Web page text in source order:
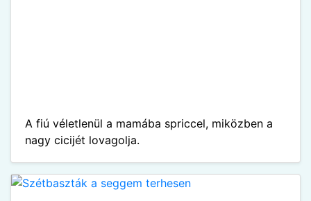
A fiú véletlenül a mamába spriccel, miközben a
nagy cicijét lovagolja.